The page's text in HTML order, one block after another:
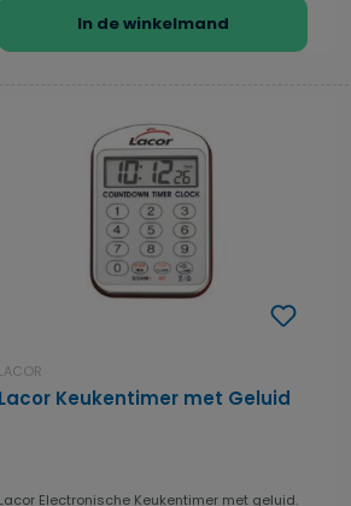
In de winkelmand
LACOR
Lacor Keukentimer met Geluid
Lacor Electronische Keukentimer met geluid.